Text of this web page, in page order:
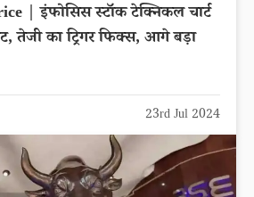
| इंफोसिस स्टॉक टेक्निकल चार्ट
तेजी का ट्रिगर फिक्स, आगे बड़ा
23rd Jul 2024